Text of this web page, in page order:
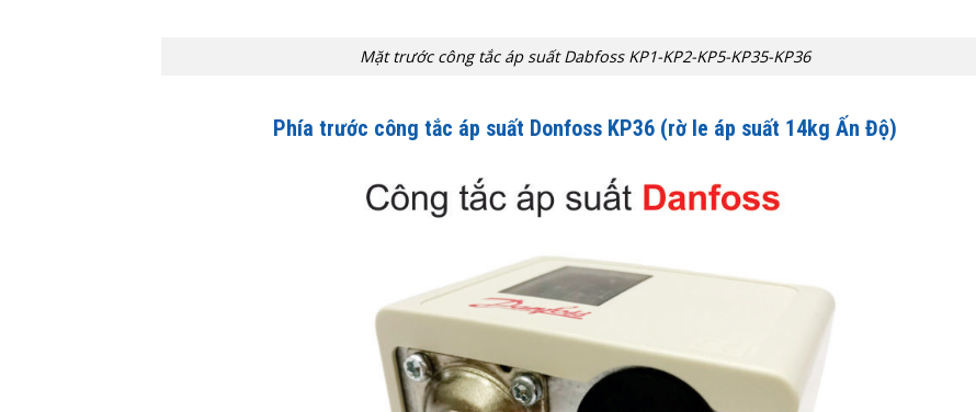
Mặt trước công tắc áp suất Dabfoss KP1-KP2-KP5-KP35-KP36
Phía trước công tắc áp suất Donfoss KP36 (rờ le áp suất 14kg Ấn Độ)